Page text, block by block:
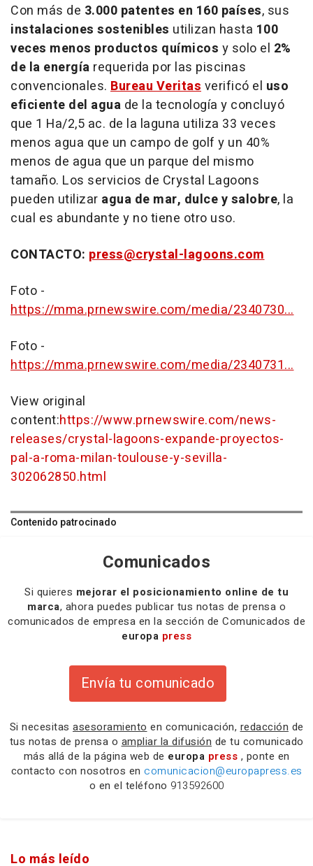
Con más de 3.000 patentes en 160 países, sus
instalaciones sostenibles utilizan hasta 100
veces menos productos químicos y solo el 2%
de la energía requerida por las piscinas
convencionales. Bureau Veritasverificó el uso
eficiente del agua de la tecnología y concluyó
que 1 Ha/2,5 ac. de la laguna utiliza 33 veces
menos agua que un campo de golf y un 40%
menos de agua que un parque del mismo
tamaño. Los servicios de Crystal Lagoons
pueden utilizar agua de mar, dulce y salobre, la
cual es abundante y no tiene otro uso.
CONTACTO: press@crystal-lagoons.com
Foto -
https://mma.prnewswire.com/media/2340730...
Foto -
https://mma.prnewswire.com/media/2340731...
View original
content:https://www.prnewswire.com/news-
releases/crystal-lagoons-expande-proyectos-
pal-a-roma-milan-toulouse-y-sevilla-
302062850.html
Contenido patrocinado
Comunicados
Si quieres mejorar el posicionamiento online de tu
marca, ahora puedes publicar tus notas de prensa o
comunicados de empresa en la sección de Comunicados de
europa press
Envía tu comunicado
Si necesitas asesoramiento en comunicación, redacción de
tus notas de prensa o ampliar la difusión de tu comunicado
más allá de la página web de europa press , ponte en
contacto con nosotros en comunicacion@europapress.es
o en el teléfono 913592600
Lo más leído